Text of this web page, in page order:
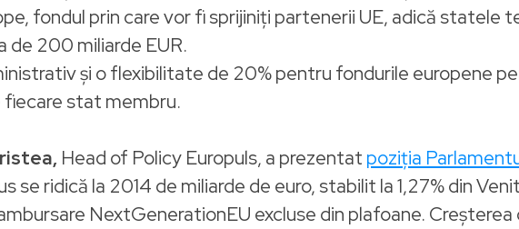
fondul prin care vor fi sprijiniți partenerii UE, adică statele
de 200 miliarde EUR.
și o flexibilitate de 20% pentru fondurile europene
stat membru.
Head of Policy Europuls, a prezentat poziția
se ridică la 2014 de miliarde de euro, stabilit la 1,27% din
NextGenerationEU excluse din plafoane.